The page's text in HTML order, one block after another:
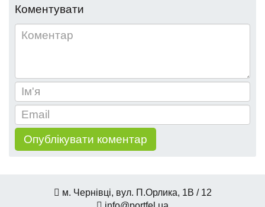
Коментувати
м. Чернівці, вул. П.Орлика, 1В / 12